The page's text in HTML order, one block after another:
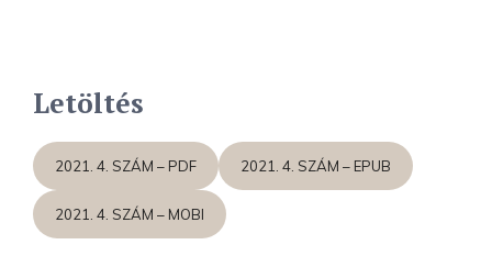
Letöltés
2021. 4. SZÁM – PDF 2021. 4. SZÁM – EPUB
2021. 4. SZÁM – MOBI